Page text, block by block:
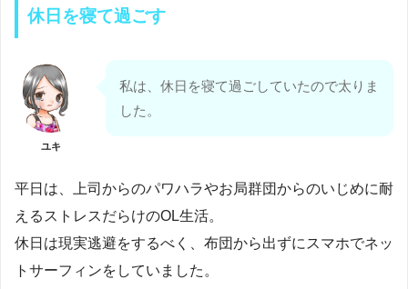
休日を寝て過ごす
ユキ
私は、休日を寝て過ごしていたので太りま
した。
平日は、上司からのパワハラやお局群団からのいじめに耐
えるストレスだらけのOL生活。
休日は現実逃避をするべく、布団から出ずにスマホでネッ
トサーフィンをしていました。